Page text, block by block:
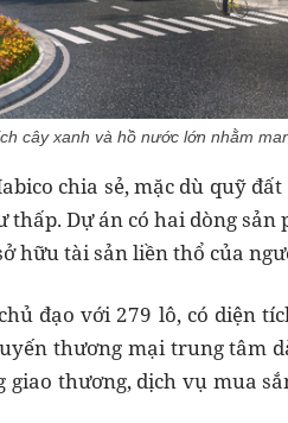
cây xanh và hồ nước lớn nhằm
chia sẻ, mặc dù quỹ
Dự án có hai dòng
hữu tài sản liền thổ của
đạo với 279 lô, có diện
thương mại trung tâm
thương, dịch vụ mua